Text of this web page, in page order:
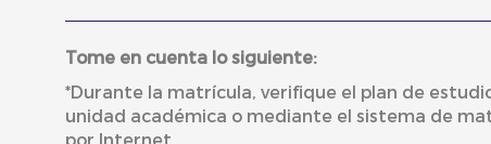
Tome en cuenta lo siguiente:
*Durante la matrícula, verifique el plan de
unidad académica o mediante el sistema de
por Internet.